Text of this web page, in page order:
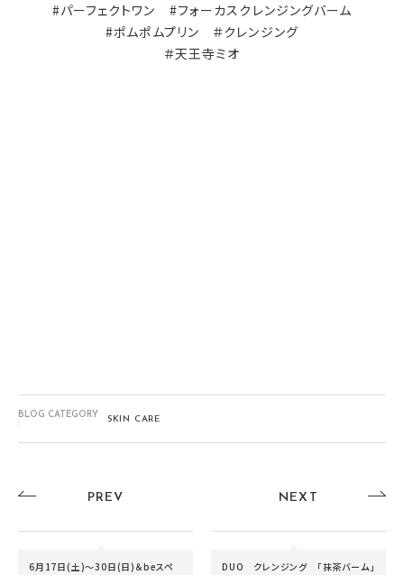
#パーフェクトワン #フォーカスクレンジングバーム
#ポムポムプリン ＃クレンジング
＃天王寺ミオ
BLOG CATEGORY
:
SKIN CARE
PREV
6月17日(土)～30日(日)＆beスペ
NEXT
DUO クレンジング 「抹茶バーム」